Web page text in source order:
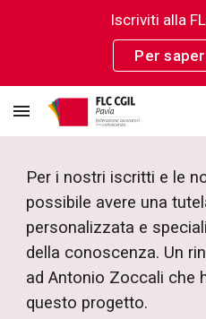
Iscriviti alla
Per
Per i nostri iscritti e le
possibile avere una
personalizzata e
della conoscenza. Un
ad Antonio Zoccali che
questo progetto.